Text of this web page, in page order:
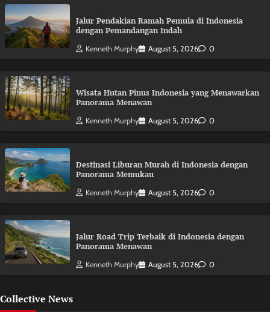
Jalur Pendakian Ramah Pemula di Indonesia
dengan Pemandangan Indah
Kenneth Murphy August 5, 2026 0
Wisata Hutan Pinus Indonesia yang Menawarkan
Panorama Menawan
Kenneth Murphy August 5, 2026 0
Destinasi Liburan Murah di Indonesia dengan
Panorama Memukau
Kenneth Murphy August 5, 2026 0
Jalur Road Trip Terbaik di Indonesia dengan
Panorama Menawan
Kenneth Murphy August 5, 2026 0
Collective News